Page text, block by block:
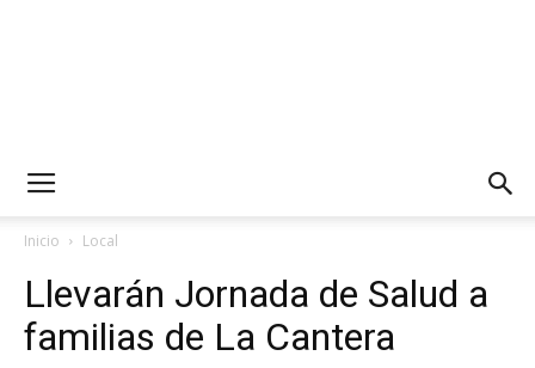
Inicio Local
Llevarán Jornada de Salud a
familias de La Cantera